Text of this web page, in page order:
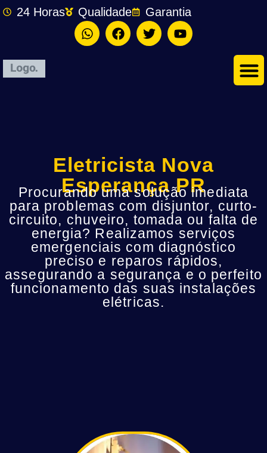
24 Horas Qualidade Garantia
Eletricista Nova
Esperança PR
Procurando uma solução imediata
para problemas com disjuntor, curto-
circuito, chuveiro, tomada ou falta de
energia? Realizamos serviços
emergenciais com diagnóstico
preciso e reparos rápidos,
assegurando a segurança e o perfeito
funcionamento das suas instalações
elétricas.